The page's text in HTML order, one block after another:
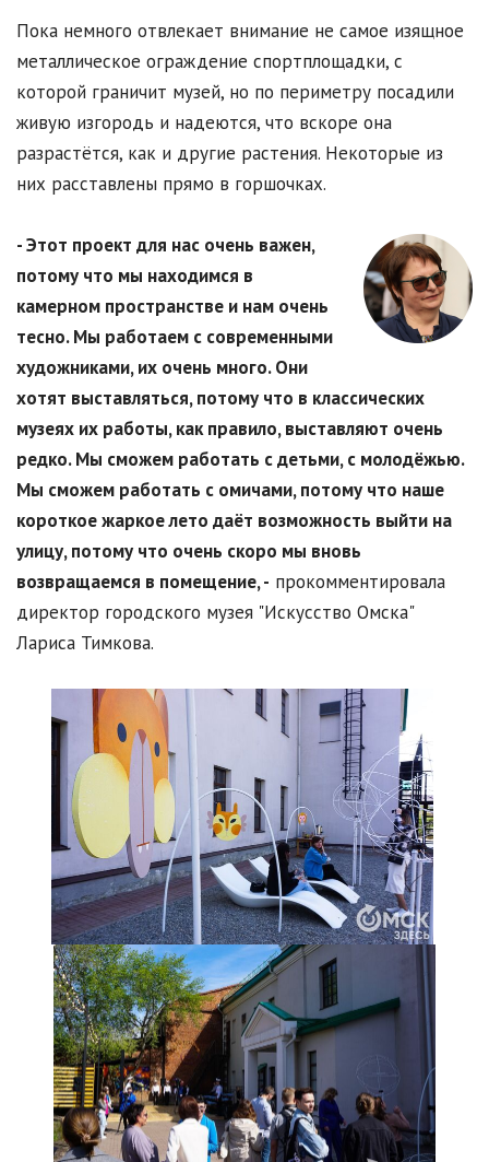
Пока немного отвлекает внимание не самое изящное
металлическое ограждение спортплощадки, с
которой граничит музей, но по периметру посадили
живую изгородь и надеются, что вскоре она
разрастётся, как и другие растения. Некоторые из
них расставлены прямо в горшочках.
- Этот проект для нас очень важен,
потому что мы находимся в
камерном пространстве и нам очень
тесно. Мы работаем с современными
художниками, их очень много. Они
хотят выставляться, потому что в классических
музеях их работы, как правило, выставляют очень
редко. Мы сможем работать с детьми, с молодёжью.
Мы сможем работать с омичами, потому что наше
короткое жаркое лето даёт возможность выйти на
улицу, потому что очень скоро мы вновь
возвращаемся в помещение, - прокомментировала
директор городского музея "Искусство Омска"
Лариса Тимкова.